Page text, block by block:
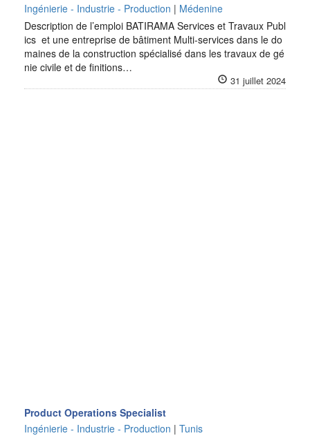
Ingénierie - Industrie - Production | Médenine
Description de l’emploi BATIRAMA Services et Travaux Publ
ics et une entreprise de bâtiment Multi-services dans le do
maines de la construction spécialisé dans les travaux de gé
nie civile et de finitions…
31 juillet 2024
Product Operations Specialist
Ingénierie - Industrie - Production | Tunis